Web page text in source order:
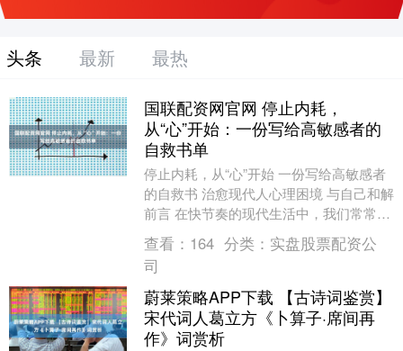
头条 最新 最热
国联配资网官网 停止内耗，
从“心”开始：一份写给高敏感者的
自救书单
停止内耗，从“心”开始 一份写给高敏感者
的自救书 治愈现代人心理困境 与自己和解
前言 在快节奏的现代生活中，我们常常被
无形的压力裹挟——人际关系的纠结、自
我否....
查看： 164 分类： 实盘股票配资公
司
蔚莱策略APP下载 【古诗词鉴赏】
宋代词人葛立方《卜算子·席间再
作》词赏析